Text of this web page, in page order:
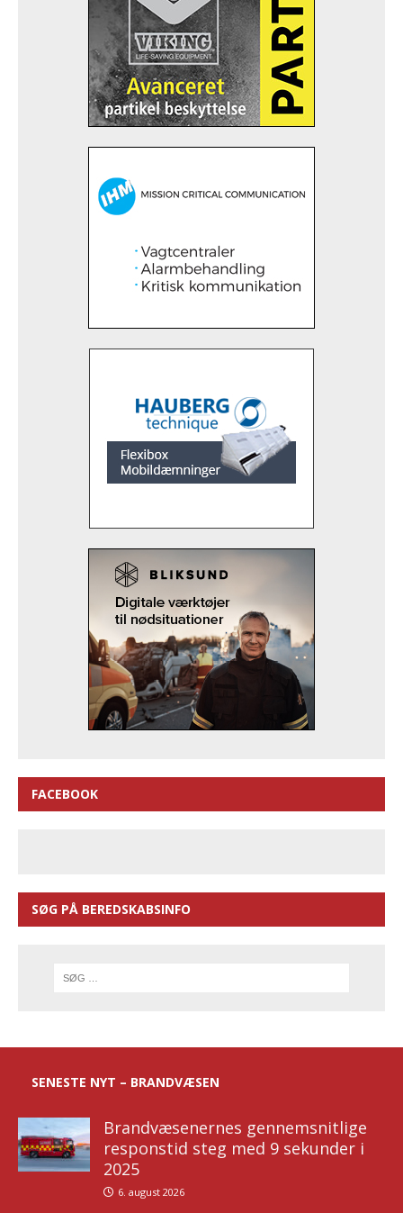
FACEBOOK
SØG PÅ BEREDSKABSINFO
SENESTE NYT – BRANDVÆSEN
Brandvæsenernes gennemsnitlige
responstid steg med 9 sekunder i
2025
6. august 2026